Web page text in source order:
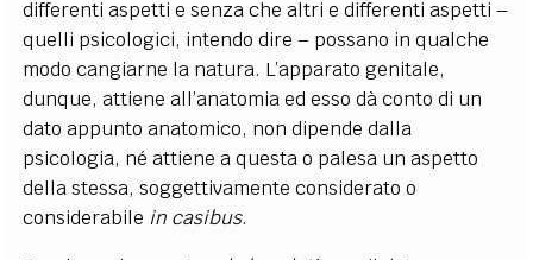
differenti aspetti e senza che altri e differenti aspetti –
quelli psicologici, intendo dire – possano in qualche
modo cangiarne la natura. L’apparato genitale,
dunque, attiene all’anatomia ed esso dà conto di un
dato appunto anatomico, non dipende dalla
psicologia, né attiene a questa o palesa un aspetto
della stessa, soggettivamente considerato o
considerabile in casibus.